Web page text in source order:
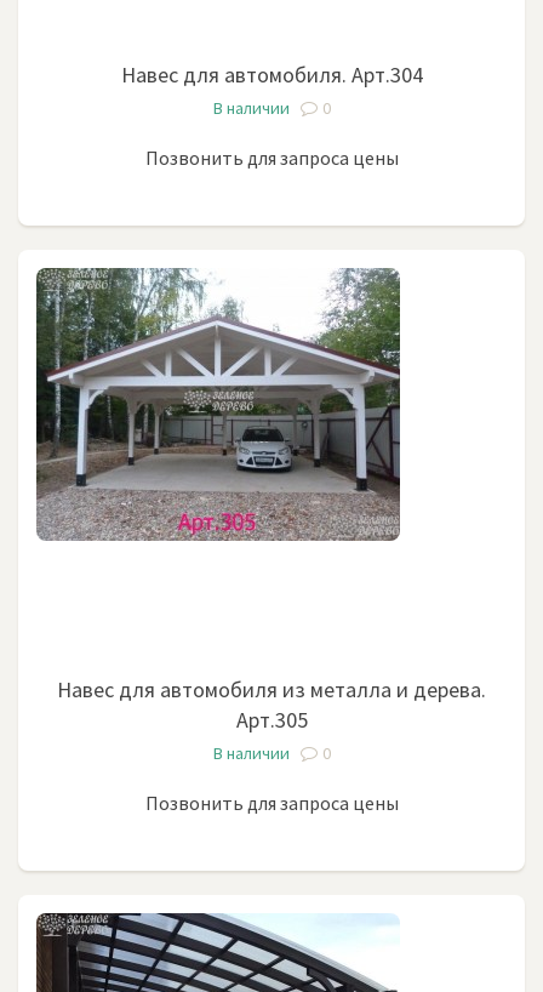
Навес для автомобиля. Арт.304
В наличии 0
Позвонить для запроса цены
Навес для автомобиля из металла и дерева.
Арт.305
В наличии 0
Позвонить для запроса цены